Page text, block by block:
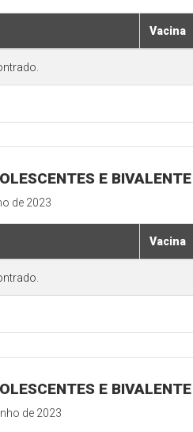
Vacina
E
de 2023
Vacina
E
de 2023